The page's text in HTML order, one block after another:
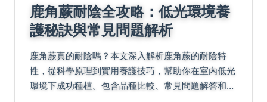
鹿角蕨耐陰全攻略：低光環境養
護秘訣與常見問題解析
鹿角蕨真的耐陰嗎？本文深入解析鹿角蕨的耐陰特
性，從科學原理到實用養護技巧，幫助你在室內低光
環境下成功種植。包含品種比較、常見問題解答和權